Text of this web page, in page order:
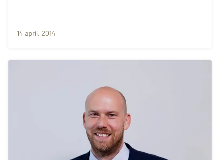
14 april, 2014